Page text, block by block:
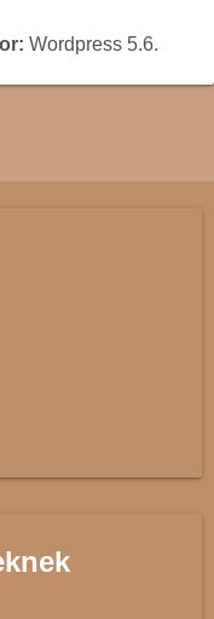
Wordpress 5.6.